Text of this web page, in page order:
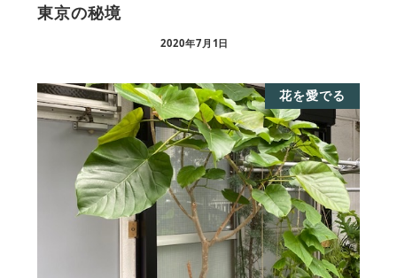
東京の秘境
2020年7月1日
花を愛でる